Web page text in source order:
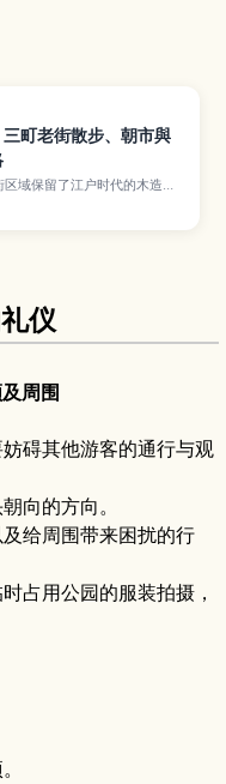
町老街散步、朝市與
域保留了江户时代的木造町
”，红色中桥与清晨热闹的朝
本文带你认识高山古街的必
仪
周围
碍其他游客的通行与观
向的方向。
给周围带来困扰的行
占用公园的服装拍摄，